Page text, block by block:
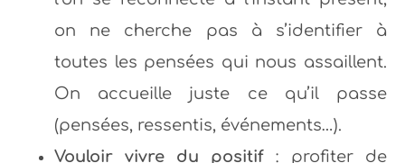
on ne cherche pas à s’identifier à
toutes les pensées qui nous assaillent.
On accueille juste ce qu’il passe
(pensées, ressentis, événements…).
Vouloir vivre du positif : profiter de